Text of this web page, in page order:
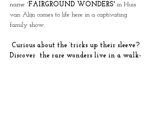
name 'FAIRGROUND WONDERS' in Huis
van Alijn comes to life here in a captivating
family show.
Discover  the rare wonders live in a walk-